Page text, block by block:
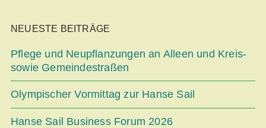
NEUESTE BEITRÄGE
Pflege und Neupflanzungen an Alleen und Kreis-
sowie Gemeindestraßen
Olympischer Vormittag zur Hanse Sail
Hanse Sail Business Forum 2026